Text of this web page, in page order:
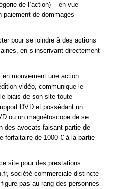
de l’action) – en vue
paiement de dommages-
pour se joindre à des actions
en s’inscrivant directement
mouvement une action
vidéo, communique le
biais de son site toute
DVD et possédant un
ou un magnétoscope de se
des avocats faisant partie de
forfaitaire de 1000 € à la partie
site pour des prestations
société commerciale distincte
pas au rang des personnes